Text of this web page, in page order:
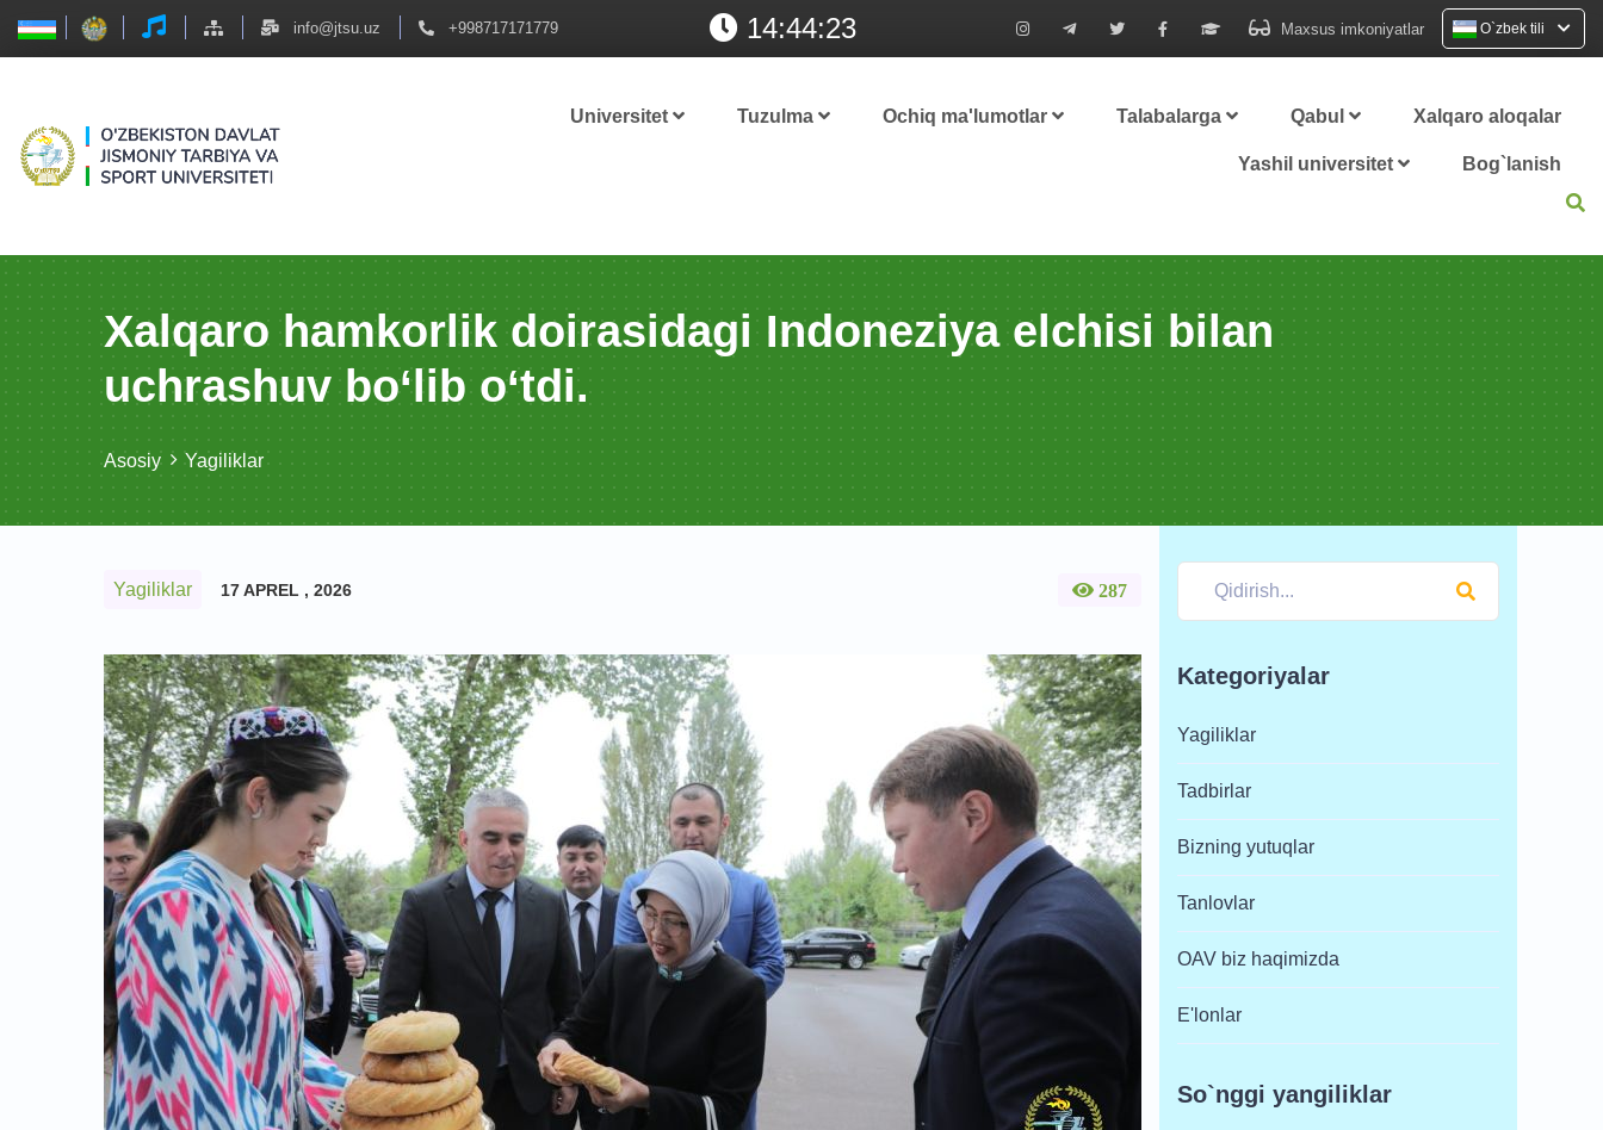
info@jtsu.uz +998717171779 14:44:24 Maxsus imkoniyatlar O`zbek tili
Universitet Tuzulma Ochiq ma'lumotlar Talabalarga Qabul Xalqaro aloqalar
Yashil universitet Bog`lanish
Xalqaro hamkorlik doirasidagi Indoneziya elchisi bilan
uchrashuv bo‘lib o‘tdi.
Asosiy Yagiliklar
Yagiliklar 17 APREL , 2026 287
Kategoriyalar
Yagiliklar
Tadbirlar
Bizning yutuqlar
Tanlovlar
OAV biz haqimizda
E'lonlar
So`nggi yangiliklar